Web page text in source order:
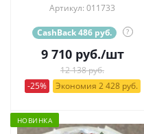
Артикул: 011733
CashBack 486 руб. ?
9 710руб./шт
12 138 руб.
-25%
Экономия 2 428 руб.
НОВИНКА